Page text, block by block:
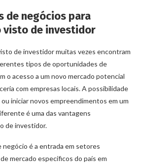
de negócios para
visto de investidor
de investidor muitas vezes encontram
tipos de oportunidades de
o acesso a um novo mercado potencial
com empresas locais. A possibilidade
iniciar novos empreendimentos em um
é uma das vantagens
de investidor.
é a entrada em setores
mercado específicos do país em